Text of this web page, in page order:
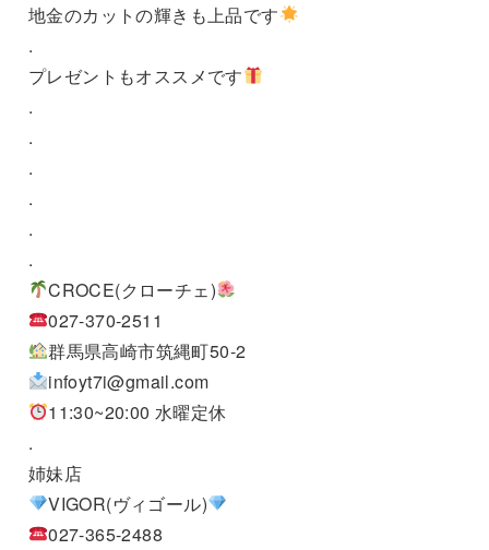
地金のカットの輝きも上品です
.
プレゼントもオススメです
.
.
.
.
.
.
CROCE(クローチェ)
027-370-2511
群馬県高崎市筑縄町50-2
infoyt7i@gmail.com
11:30~20:00 水曜定休
.
姉妹店
VIGOR(ヴィゴール)
027-365-2488